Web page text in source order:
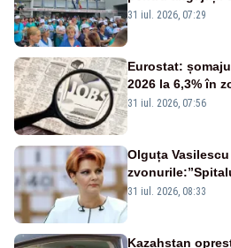
Legii salarizării
31 iul. 2026, 07:29
Eurostat:
2026 la 6,3% în
31 iul. 2026, 07:56
Olguța
de milioane de
31 iul. 2026, 08:33
Kazahstan